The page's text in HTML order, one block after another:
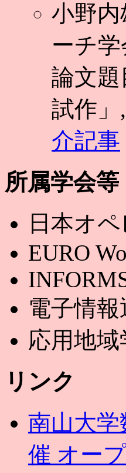
小野
ーチ
論文
試作」
介記事
所属学会等
日本オ
EURO
電子情
応用地域
リンク
南山大
催 オー